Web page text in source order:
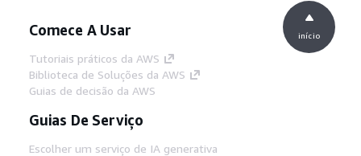
Comece A Usar
Tutoriais práticos da AWS
Biblioteca de Soluções da AWS
Guias de decisão da AWS
Guias De Serviço
Escolher um serviço de IA generativa
início